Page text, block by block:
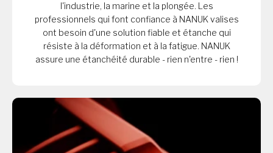
l'industrie, la marine et la plongée. Les
professionnels qui font confiance à NANUK valises
ont besoin d'une solution fiable et étanche qui
résiste à la déformation et à la fatigue. NANUK
assure une étanchéité durable - rien n'entre - rien !